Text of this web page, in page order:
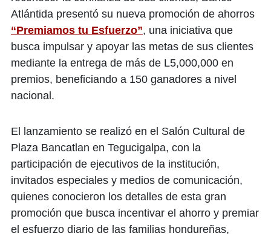
Atlántida presentó su nueva promoción de ahorros
“Premiamos tu Esfuerzo”, una iniciativa que
busca impulsar y apoyar las metas de sus clientes
mediante la entrega de más de L5,000,000 en
premios, beneficiando a 150 ganadores a nivel
nacional.
El lanzamiento se realizó en el Salón Cultural de
Plaza Bancatlan en Tegucigalpa, con la
participación de ejecutivos de la institución,
invitados especiales y medios de comunicación,
quienes conocieron los detalles de esta gran
promoción que busca incentivar el ahorro y premiar
el esfuerzo diario de las familias hondureñas,